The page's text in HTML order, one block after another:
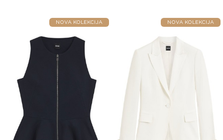
NOVA KOLEKCIJA NOVA KOLEKCIJA